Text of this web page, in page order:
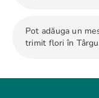
Da, Floria livrează
localitățile din jur
Pot adăuga un
trimit flori în
Da, fiecare